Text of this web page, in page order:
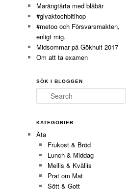
Marängtårta med blåbär
#givaktochbitihop
#metoo och Försvarsmakten,
enligt mig.
Midsommar på Gökhult 2017
Om att ta examen
SÖK I BLOGGEN
Search
KATEGORIER
Äta
Frukost & Bröd
Lunch & Middag
Mellis & Kvällis
Prat om Mat
Sött & Gott